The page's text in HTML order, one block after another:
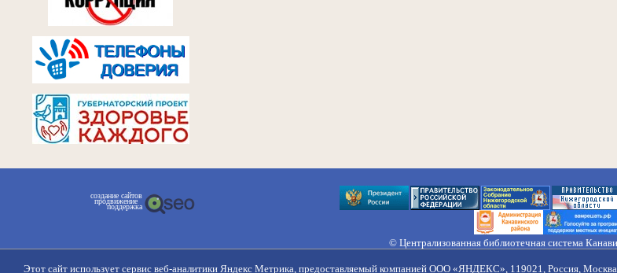
создание сайтов
продвижение
поддержка
© Централизованная библиотечная система
Правила обработки
Этот сайт использует сервис веб-аналитики Яндекс Метрика, предоставляемый компанией ООО «ЯНДЕКС», 119021, Россия,